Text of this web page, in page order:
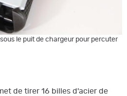
le puit de chargeur pour percuter
de tirer 16 billes d'acier de